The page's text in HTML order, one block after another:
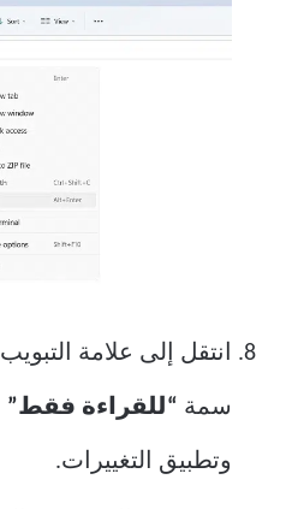
انتقل إلى علامة التبويب
سمة “للقراءة فقط”
وتطبيق التغييرات.